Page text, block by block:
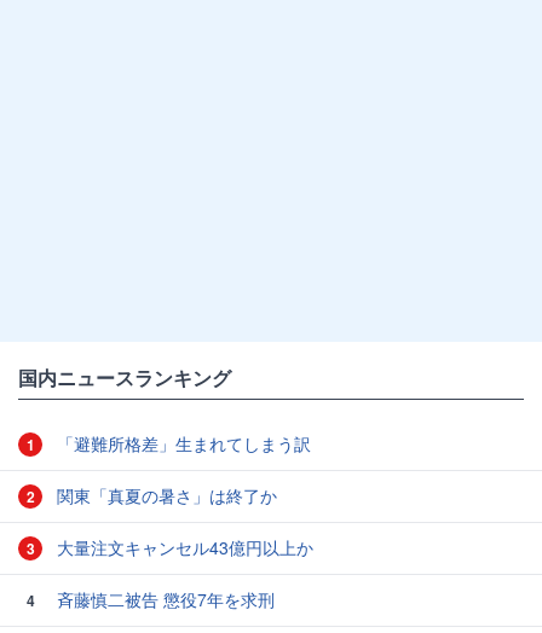
国内ニュースランキング
1 「避難所格差」生まれてしまう訳
2 関東「真夏の暑さ」は終了か
3 大量注文キャンセル43億円以上か
4 斉藤慎二被告 懲役7年を求刑